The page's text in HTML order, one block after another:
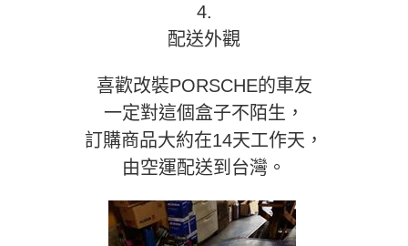
4.
配送外觀
喜歡改裝PORSCHE的車友
一定對這個盒子不陌生，
訂購商品大約在14天工作天，
由空運配送到台灣。